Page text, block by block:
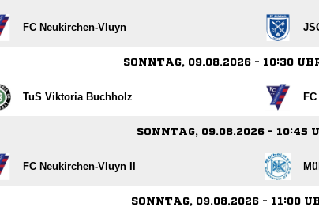
FC Neukirchen-Vluyn
SONNTAG, 09.08.2026 - 10:30
TuS Viktoria Buchholz
SONNTAG, 09.08.2026 - 10:45
FC Neukirchen-Vluyn II
SONNTAG, 09.08.2026 - 11:00